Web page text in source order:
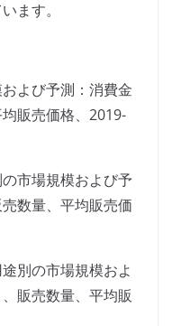
ます。
よび予測：消費金
販売価格、2019-
市場規模および予
数量、平均販売価
別の市場規模およ
販売数量、平均販